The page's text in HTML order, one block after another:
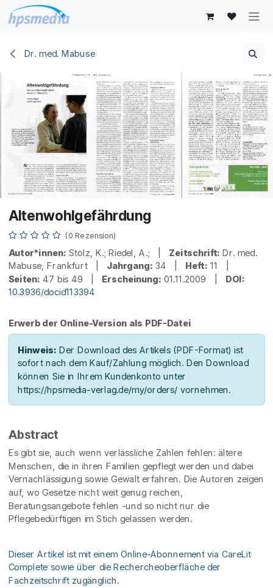
Zum Inhalt springen
Dr. med. Mabuse
Altenwohlgefährdung
(0 Rezension)
Autor*innen: Stolz, K.; Riedel, A.; | Zeitschrift: Dr. med.
Mabuse, Frankfurt | Jahrgang: 34 | Heft: 11 |
Seiten: 47 bis 49 | Erscheinung: 01.11.2009 | DOI:
10.3936/docid113394
Erwerb der Online-Version als PDF-Datei
Hinweis: Der Download des Artikels (PDF-Format) ist
sofort nach dem Kauf/Zahlung möglich. Den Download
können Sie in Ihrem Kundenkonto unter
https://hpsmedia-verlag.de/my/orders/ vornehmen.
Abstract
Es gibt sie, auch wenn verlässliche Zahlen fehlen: ältere
Menschen, die in ihren Familien gepflegt werden und dabei
Vernachlässigung sowie Gewalt erfahren. Die Autoren zeigen
auf, wo Gesetze nicht weit genug reichen,
Beratungsangebote fehlen -und so nicht nur die
Pflegebedürftigen im Stich gelassen werden.
Dieser Artikel ist mit einem Online-Abonnement via CareLit
Complete sowie über die Rechercheoberfläche der
Fachzeitschrift zugänglich.